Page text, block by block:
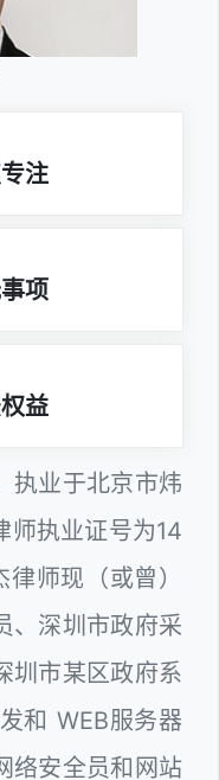
注
项
益
执业于北京市炜
师执业证号为14
师现（或曾）
、深圳市政府采
圳市某区政府系
和 WEB服务器
络安全员和网站